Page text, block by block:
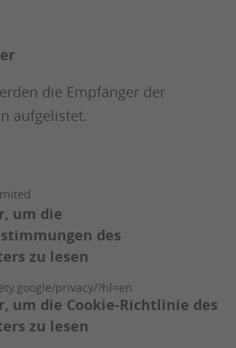
die Empfänger der
aufgelistet.
um die
des
zu lesen
privacy/?hl=en
um die Cookie-Richtlinie des
zu lesen